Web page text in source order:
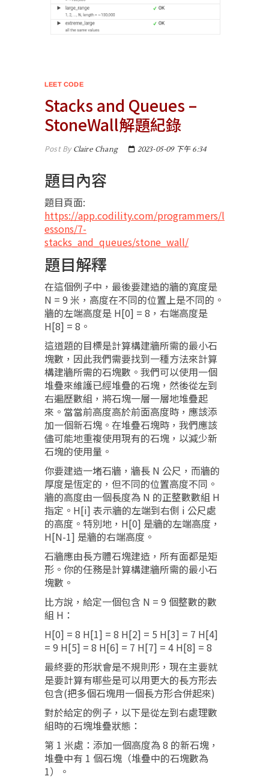
LEET CODE
Stacks and Queues –
StoneWall解題紀錄
Post ByClaire Chang 2023-05-09 下午 6:34
題目內容
題目頁面:
https://app.codility.com/programmers/l
essons/7-
stacks_and_queues/stone_wall/
題目解釋
在這個例子中，最後要建造的牆的寬度是
N = 9 米，高度在不同的位置上是不同的。
牆的左端高度是 H[0] = 8，右端高度是
H[8] = 8。
這道題的目標是計算構建牆所需的最小石
塊數，因此我們需要找到一種方法來計算
構建牆所需的石塊數。我們可以使用一個
堆疊來維護已經堆疊的石塊，然後從左到
右遍歷數組，將石塊一層一層地堆疊起
來。當當前高度高於前面高度時，應該添
加一個新石塊。在堆疊石塊時，我們應該
儘可能地重複使用現有的石塊，以減少新
石塊的使用量。
你要建造一堵石牆，牆長 N 公尺，而牆的
厚度是恆定的，但不同的位置高度不同。
牆的高度由一個長度為 N 的正整數數組 H
指定。H[i] 表示牆的左端到右側 i 公尺處
的高度。特別地，H[0] 是牆的左端高度，
H[N-1] 是牆的右端高度。
石牆應由長方體石塊建造，所有面都是矩
形。你的任務是計算構建牆所需的最小石
塊數。
比方說，給定一個包含 N = 9 個整數的數
組 H：
H[0] = 8 H[1] = 8 H[2] = 5 H[3] = 7 H[4]
= 9 H[5] = 8 H[6] = 7 H[7] = 4 H[8] = 8
最終要的形狀會是不規則形，現在主要就
是要計算有哪些是可以用更大的長方形去
包含(把多個石塊用一個長方形合併起來)
對於給定的例子，以下是從左到右處理數
組時的石塊堆疊狀態：
第 1 米處：添加一個高度為 8 的新石塊，
堆疊中有 1 個石塊（堆疊中的石塊數為
1）。